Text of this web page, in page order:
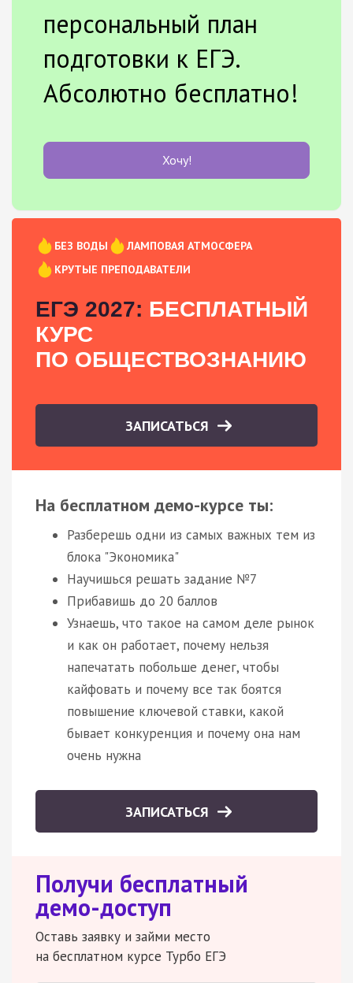
персональный план
подготовки к ЕГЭ.
Абсолютно бесплатно!
Хочу!
БЕЗ ВОДЫ
ЛАМПОВАЯ АТМОСФЕРА
КРУТЫЕ ПРЕПОДАВАТЕЛИ
ЕГЭ 2027: БЕСПЛАТНЫЙ
КУРС
ПО ОБЩЕСТВОЗНАНИЮ
ЗАПИСАТЬСЯ
На бесплатном демо-курсе ты:
Разберешь одни из самых важных тем из
блока "Экономика"
Научишься решать задание №7
Прибавишь до 20 баллов
Узнаешь, что такое на самом деле рынок
и как он работает, почему нельзя
напечатать побольше денег, чтобы
кайфовать и почему все так боятся
повышение ключевой ставки, какой
бывает конкуренция и почему она нам
очень нужна
ЗАПИСАТЬСЯ
Получи бесплатный
демо-доступ
Оставь заявку и займи место
на бесплатном курсе Турбо ЕГЭ